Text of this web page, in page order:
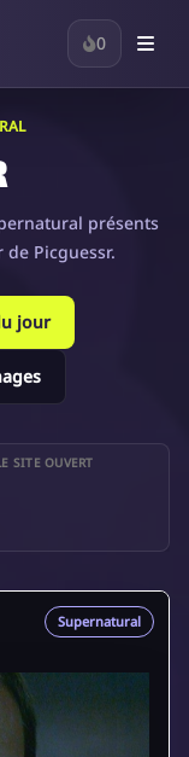
0
présents
Picguessr.
jour
SITE OUVERT
Supernatural